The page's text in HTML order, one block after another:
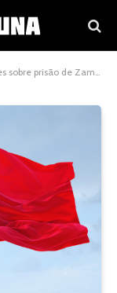
amplia tensão política internacional